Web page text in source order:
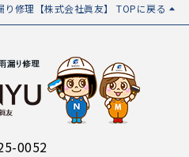
修理【株式会社眞友】 TOPに戻る
0052